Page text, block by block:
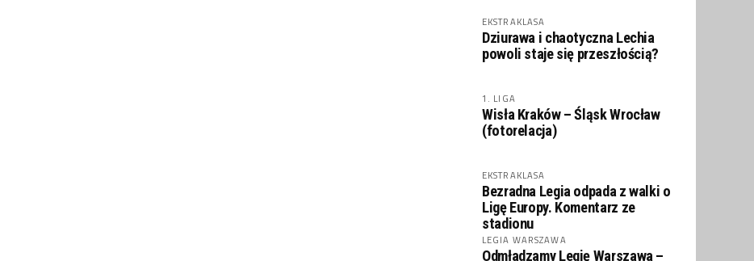
EKSTRAKLASA
Dziurawa i chaotyczna Lechia
powoli staje się przeszłością?
1. LIGA
Wisła Kraków – Śląsk Wrocław
(fotorelacja)
EKSTRAKLASA
Bezradna Legia odpada z walki o
Ligę Europy. Komentarz ze
stadionu
LEGIA WARSZAWA
Odmładzamy Legię Warszawa –